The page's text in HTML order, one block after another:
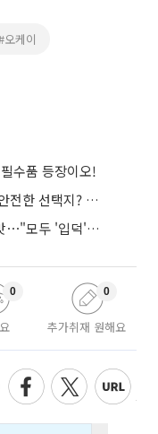
오케이
수품 등장이오!
이것저것 '다 되는' 스트레이 키즈⋯"안전한 선택지? 도전이 재밌죠"
나우즈, 올여름 물들일 '제로섹시'의 맛⋯"모두 '입덕'시킬 것"
0
추가취재 원해요
0